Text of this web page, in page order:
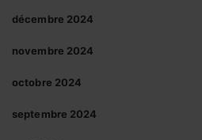
décembre 2024
novembre 2024
octobre 2024
septembre 2024